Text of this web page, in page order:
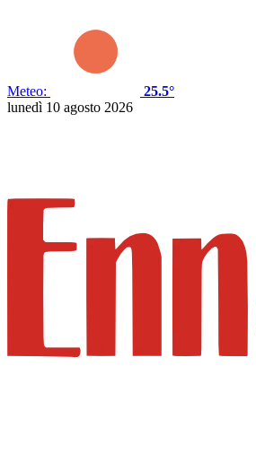
Meteo:
25.5°
lunedì 10 agosto 2026